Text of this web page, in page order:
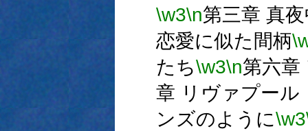
\w3\n第三章 真
恋愛に似た間柄
たち\w3\n第六章
章 リヴァプール
ンズのように\w3